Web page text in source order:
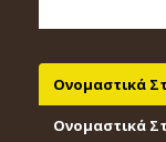
Ονομαστικά
Ονομαστικά